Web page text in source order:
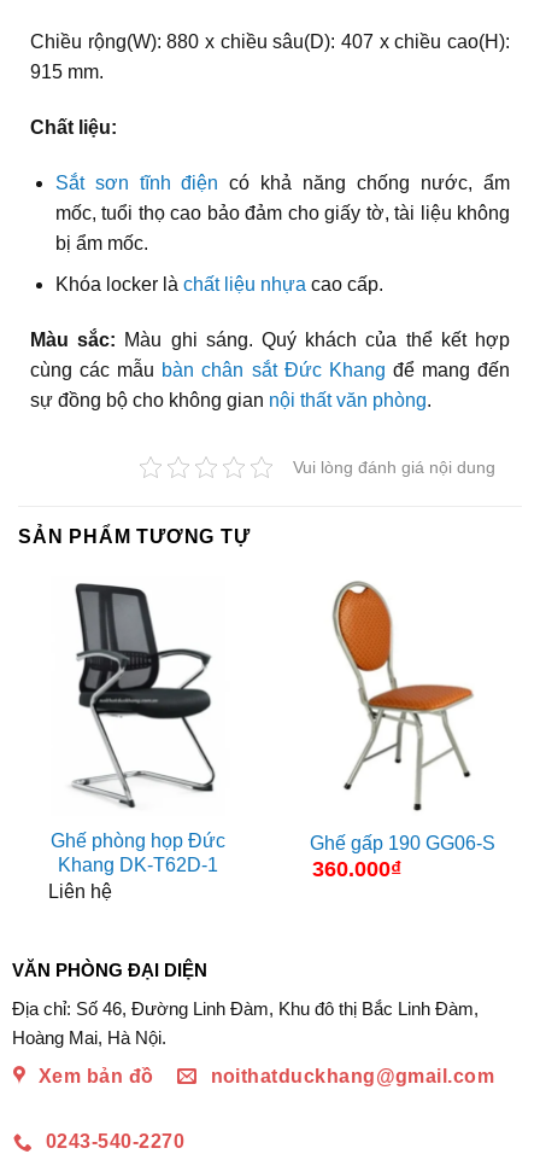
Chiều rộng(W): 880 x chiều sâu(D): 407 x chiều cao(H):
915 mm.
Chất liệu:
Sắt sơn tĩnh điện có khả năng chống nước, ẩm
mốc, tuổi thọ cao bảo đảm cho giấy tờ, tài liệu không
bị ẩm mốc.
Khóa locker là chất liệu nhựa cao cấp.
Màu sắc: Màu ghi sáng. Quý khách của thể kết hợp
cùng các mẫu bàn chân sắt Đức Khang để mang đến
sự đồng bộ cho không gian nội thất văn phòng.
Vui lòng đánh giá nội dung
SẢN PHẨM TƯƠNG TỰ
Ghế phòng họp Đức
Khang DK-T62D-1
Liên hệ
Ghế gấp 190 GG06-S
360.000₫
VĂN PHÒNG ĐẠI DIỆN
Địa chỉ: Số 46, Đường Linh Đàm, Khu đô thị Bắc Linh Đàm,
Hoàng Mai, Hà Nội.
Xem bản đồ
noithatduckhang@gmail.com
0243-540-2270